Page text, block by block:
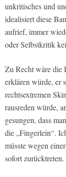
unkritisches und
idealisiert diese
aufrief, immer
oder Selbstkritik
Zu Recht wäre die
erklären würde, er
rechtsextremen
rausreden würde,
gesungen, dass
die „Fingerlein“.
müsste wegen
sofort zurücktreten.